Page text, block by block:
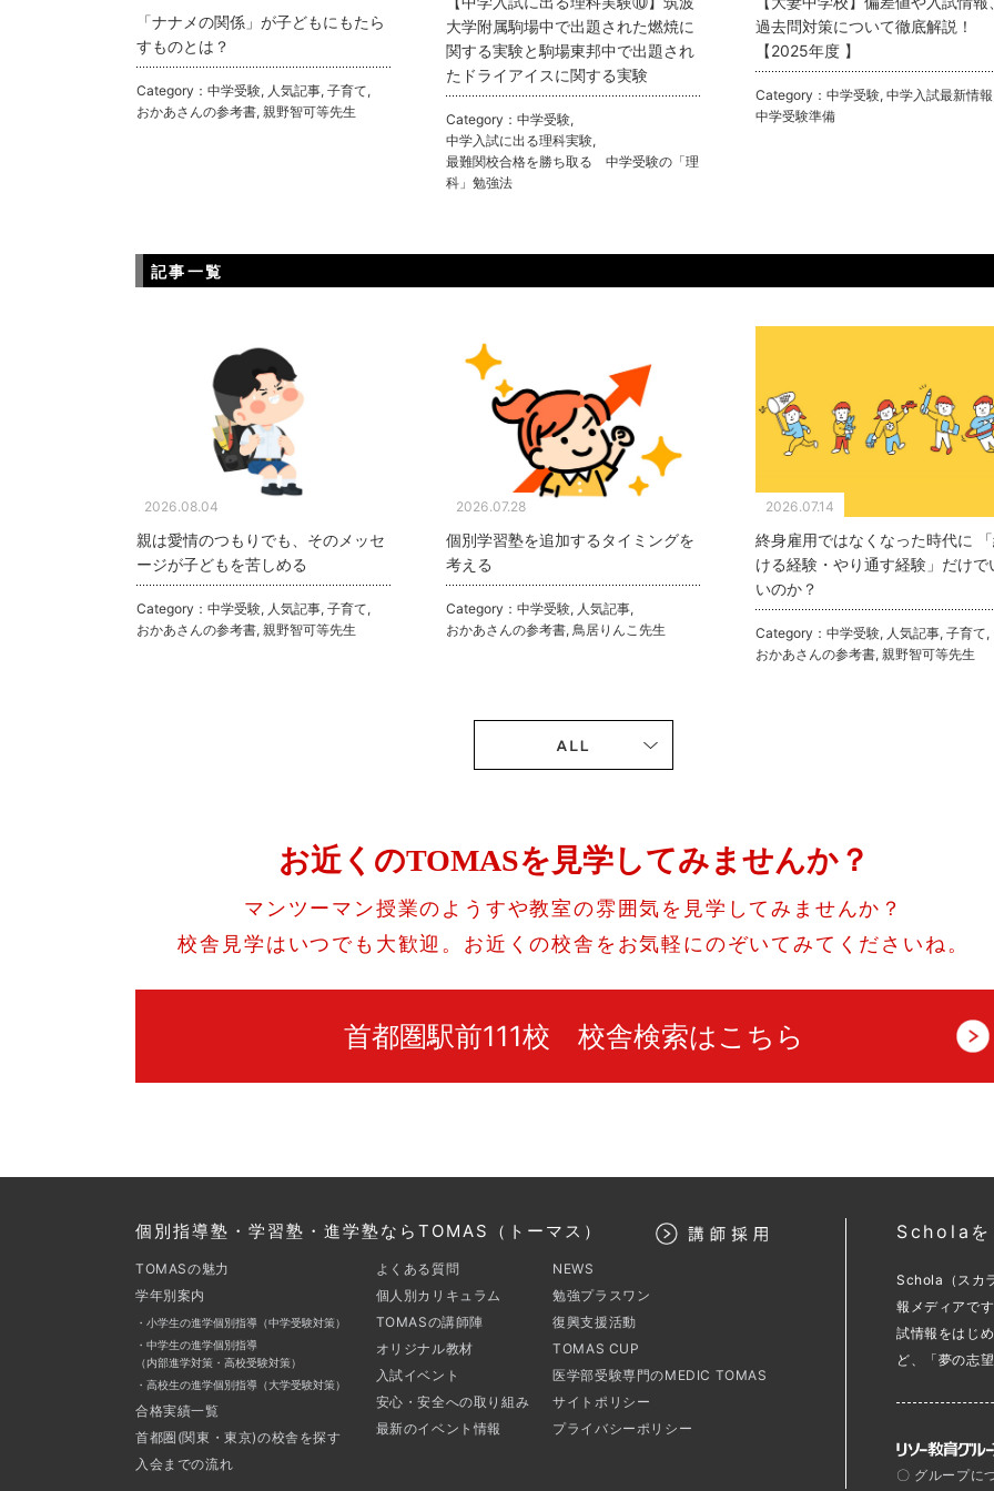
「ナナメの関係」が子どもにもたら
すものとは？
Category：中学受験, 人気記事,子育て,
おかあさんの参考書,親野智可等先生
大学附属駒場中で出題された燃焼に
関する実験と駒場東邦中で出題され
たドライアイスに関する実験
Category：中学受験,
中学入試に出る理科実験,
最難関校合格を勝ち取る 中学受験の「理
科」勉強法
過去問対策について徹底解説！
【2025年度 】
Category：中学受験,中学入試最新情報
中学受験準備
記事一覧
2026.08.04
親は愛情のつもりでも、そのメッセ
ージが子どもを苦しめる
Category：中学受験, 人気記事,子育て,
おかあさんの参考書,親野智可等先生
2026.07.28
個別学習塾を追加するタイミングを
考える
Category：中学受験, 人気記事,
おかあさんの参考書,鳥居りんこ先生
2026.07.14
終身雇用ではなくなった時代に
ける経験・やり通す経験」だけで
いのか？
Category：中学受験, 人気記事,子育て,
おかあさんの参考書,親野智可等先生
お近くのTOMASを見学してみませんか？
マンツーマン授業のようすや教室の雰囲気を見学してみませんか？
校舎見学はいつでも大歓迎。お近くの校舎をお気軽にのぞいてみてくださいね。
首都圏駅前111校 校舎検索はこちら
個別指導塾・学習塾・進学塾ならTOMAS（トーマス）
TOMASの魅力
学年別案内
・小学生の進学個別指導（中学受験対策）
・中学生の進学個別指導
（内部進学対策・高校受験対策）
・高校生の進学個別指導（大学受験対策）
合格実績一覧
首都圏(関東・東京)の校舎を探す
入会までの流れ
よくある質問
個人別カリキュラム
TOMASの講師陣
オリジナル教材
入試イベント
安心・安全への取り組み
最新のイベント情報
NEWS
勉強プラスワン
復興支援活動
TOMAS CUP
医学部受験専門のMEDIC TOMAS
サイトポリシー
プライバシーポリシー
Scholaを
Schola（スカ
報メディアで
試情報をはじ
ど、「夢の志
〇 グループに